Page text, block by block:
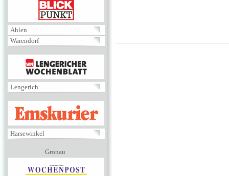
Ahlen
Warendorf
MENÜ
Lengerich
EMSKURIER
Harsewinkel
Gronau